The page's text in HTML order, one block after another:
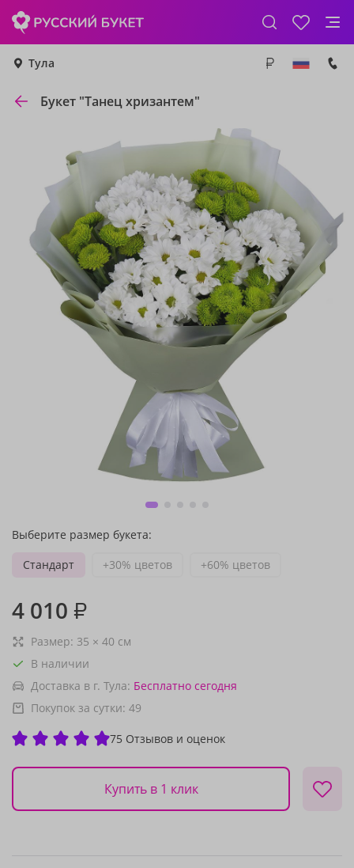
Тула
Букет "Танец хризантем"
Выберите размер букета:
Стандарт
+30% цветов +60% цветов
4 010 ₽
Размер: 35 × 40 см
В наличии
Доставка в г. Тула: Бесплатно сегодня
Покупок за сутки: 49
75 Отзывов и оценок
Купить в 1 клик